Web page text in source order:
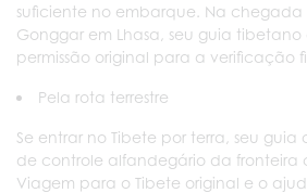
suficiente no embarque. Na
Gonggar em Lhasa, seu guia
permissão original para a verificação
Pela rota terrestre
Se entrar no Tibete por terra, seu
de controle alfandegário da fronteira
Viagem para o Tibete original e o